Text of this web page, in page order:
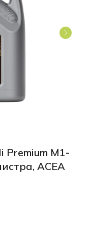
Premium M1-
ACEA